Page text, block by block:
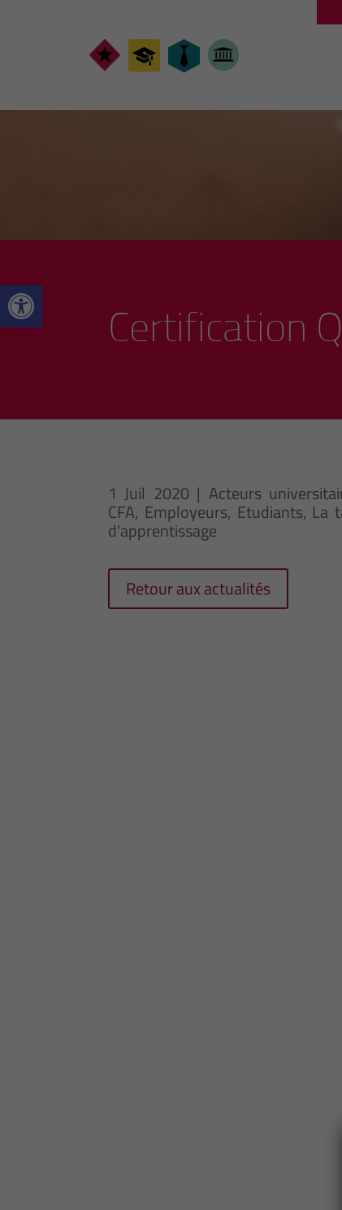
Ouvrir la barre d’outils
Certification
1 Juil 2020| Acteurs
CFA, Employeurs, Etudiants, La
d'apprentissage
Retour aux actualités